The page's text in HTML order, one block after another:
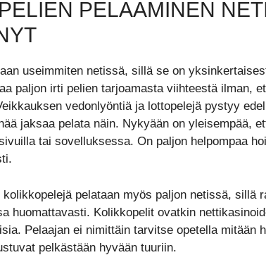
PELAAMINEN
useimmiten netissä, sillä se on
paljon irti pelien tarjoamasta viihteestä ilman,
vedonlyöntiä ja lottopelejä pystyy
jaksaa pelata näin. Nykyään on yleisempää,
tai sovelluksessa. On paljon helpompaa
pelataan myös paljon netissä, sillä
huomattavasti. Kolikkopelit ovatkin
Pelaajan ei nimittäin tarvitse opetella mitään
pelkästään hyvään tuuriin.